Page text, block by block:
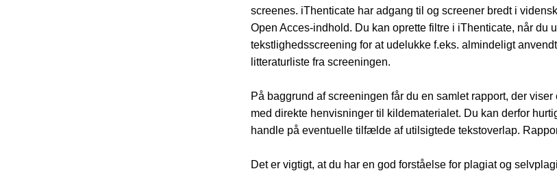
screenes. iThenticate har adgang til og screener bredt i
Open Acces-indhold. Du kan oprette filtre i iThenticate, når du
tekstlighedsscreening for at udelukke f.eks. almindeligt
litteraturliste fra screeningen.
På baggrund af screeningen får du en samlet rapport, der
med direkte henvisninger til kildematerialet. Du kan derfor
handle på eventuelle tilfælde af utilsigtede tekstoverlap.
Det er vigtigt, at du har en god forståelse for plagiat og